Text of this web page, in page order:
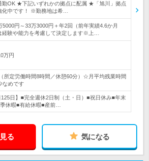
OK ★下記いずれかの拠点に配属 ★「旭川」拠点
化中です！ ※勤務地は希…
5000円～33万3000円＋年2回（前年実績4.6か月
験や能力を考慮して決定します※上…
万円
所定労働時間8時間／休憩60分）☆月平均残業時間
なめです
日】■完全週休2日制（土・日）■祝日休み■年末
休暇■有給休暇■産前…
る 気になる